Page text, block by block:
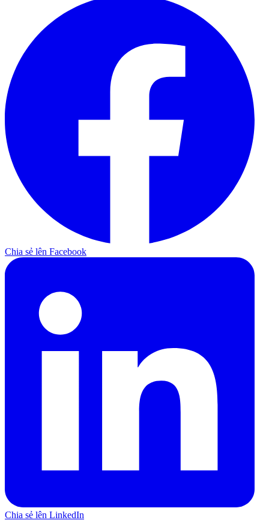
Chia sẻ lên Facebook
Chia sẻ lên LinkedIn